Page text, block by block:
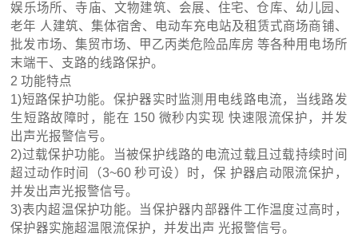
娱乐场所、寺庙、文物建筑、会展、住宅、仓库、幼儿园、
老年 人建筑、集体宿舍、电动车充电站及租赁式商场商铺、
批发市场、集贸市场、甲乙丙类危险品库房 等各种用电场所
末端干、支路的线路保护。
2 功能特点
1)短路保护功能。保护器实时监测用电线路电流，当线路发
生短路故障时，能在 150 微秒内实现 快速限流保护，并发
出声光报警信号。
2)过载保护功能。当被保护线路的电流过载且过载持续时间
超过动作时间（3~60 秒可设）时，保 护器启动限流保护，
并发出声光报警信号。
3)表内超温保护功能。当保护器内部器件工作温度过高时，
保护器实施超温限流保护，并发出声 光报警信号。